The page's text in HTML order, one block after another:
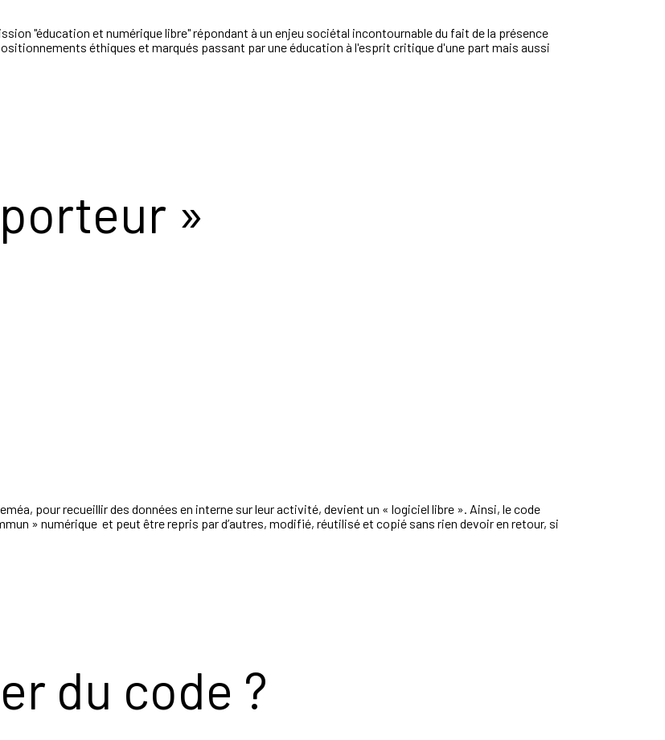
"éducation et numérique libre" répondant à un enjeu sociétal incontournable du fait de la présence
éthiques et marqués passant par une éducation à l'esprit critique d'une part mais aussi
»
pour recueillir des données en interne sur leur activité, devient un « logiciel libre ». Ainsi, le code
» numérique et peut être repris par d’autres, modifié, réutilisé et copié sans rien devoir en retour, si
du code ?